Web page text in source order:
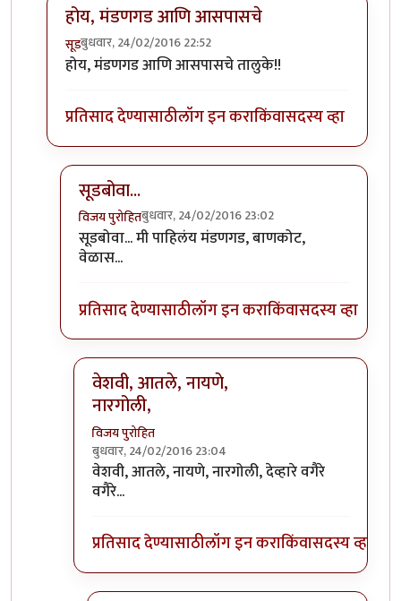
होय, मंडणगड आणि आसपासचे
सूडबुधवार, 24/02/2016 22:52
In reply toसूडबोवा... ही बाणकोटी म्हणजे
होय, मंडणगड आणि आसपासचे तालुके!!
प्रतिसाद देण्यासाठीलॉग इन कराकिंवासदस्य व्हा
सूडबोवा...
विजय पुरोहितबुधवार, 24/02/2016 23:02
In reply toहोय, मंडणगड आणि आसपासचे
सूडबोवा... मी पाहिलंय मंडणगड, बाणकोट,
वेळास...
प्रतिसाद देण्यासाठीलॉग इन कराकिंवासदस्य व्हा
वेशवी, आतले, नायणे,
नारगोली,
विजय पुरोहित
बुधवार, 24/02/2016 23:04
In reply toसूडबोवा...byविजय पुरोहित
वेशवी, आतले, नायणे, नारगोली, देव्हारे वगैरे
वगैरे...
प्रतिसाद देण्यासाठीलॉग इन कराकिंवासदस्य व्हा